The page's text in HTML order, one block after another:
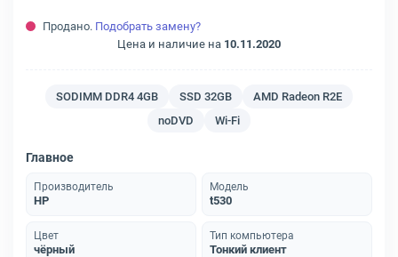
Продано. Подобрать замену?
Цена и наличие на 10.11.2020
SODIMM DDR4 4GB SSD 32GB
AMD Radeon R2E
noDVD
Wi-Fi
Главное
Производитель
HP
Модель
t530
Цвет
чёрный
Тип компьютера
Тонкий клиент